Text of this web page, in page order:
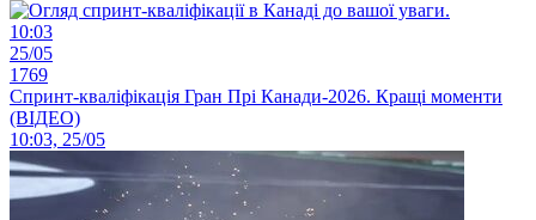
10:03
25/05
1769
Спринт-кваліфікація Гран Прі Канади-2026. Кращі моменти
(ВІДЕО)
10:03, 25/05